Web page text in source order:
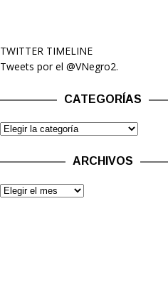
TWITTER TIMELINE
Tweets por el @VNegro2.
CATEGORÍAS
ARCHIVOS